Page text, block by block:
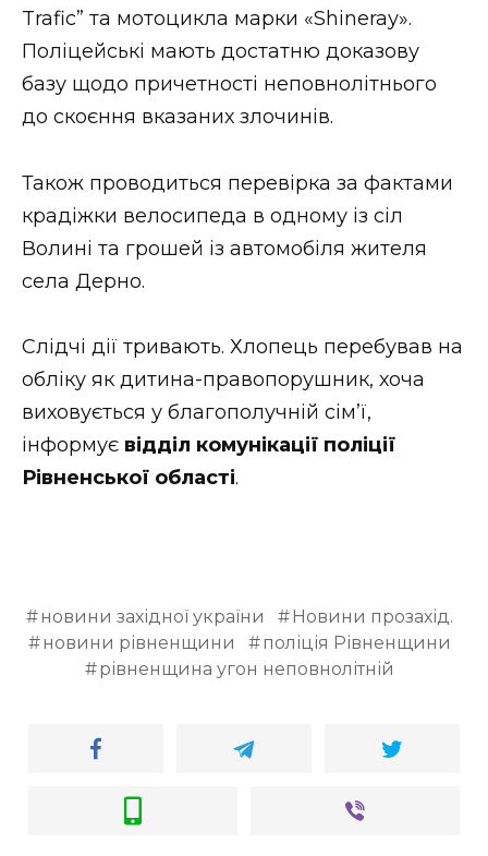
Trafic” та мотоцикла марки «Shineraу».
Поліцейські мають достатню доказову
базу щодо причетності неповнолітнього
до скоєння вказаних злочинів.
Також проводиться перевірка за фактами
крадіжки велосипеда в одному із сіл
Волині та грошей із автомобіля жителя
села Дерно.
Слідчі дії тривають. Хлопець перебував на
обліку як дитина-правопорушник, хоча
виховується у благополучній сім’ї,
інформує відділ комунікації поліції
Рівненської області.
новини західної україни
Новини прозахід.
новини рівненщини
поліція Рівненщини
рівненщина угон неповнолітній